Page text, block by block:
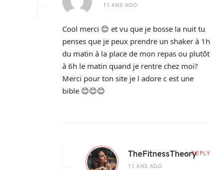
11 ANS AGO
Cool merci 😊 et vu que je bosse la nuit tu
penses que je peux prendre un shaker à 1h
du matin à la place de mon repas ou plutôt
à 6h le matin quand je rentre chez moi?
Merci pour ton site je l adore c est une
bible 😊😊😊
TheFitnessTheory
11 ANS AGO
REPLY